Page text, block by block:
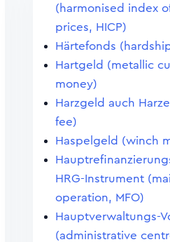
(harmonised index
prices, HICP)
Härtefonds
Hartgeld (metallic
money)
Harzgeld auch
fee)
Haspelgeld (winch
HRG-Instrument
operation, MFO)
Hauptverwaltungs-
(administrative